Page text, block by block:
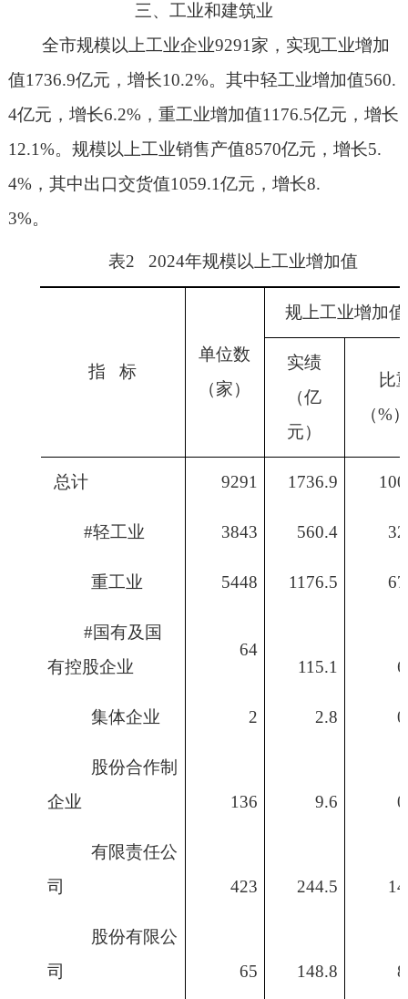
三、工业和建筑业
全市规模以上工业企业9291家，实现工业增加
值1736.9亿元，增长10.2%。其中轻工业增加值560.
4亿元，增长6.2%，重工业增加值1176.5亿元，增长
12.1%。规模以上工业销售产值8570亿元，增长5.
4%，其中出口交货值1059.1亿元，增长8.
3%。
表2 2024年规模以上工业增加值
指 标
单位数
（家）
规上工业增加值
实绩
（亿
元）
比
（%
总计 9291 1736.9
#轻工业 3843 560.4
重工业 5448 1176.5
#国有及国
有控股企业
64
115.1
集体企业 2 2.8
股份合作制
企业
136 9.6
有限责任公
司
423 244.5
股份有限公
司
65 148.8